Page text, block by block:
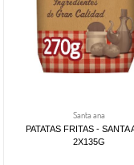
Santa ana
PATATAS FRITAS - SANTA
2X135G